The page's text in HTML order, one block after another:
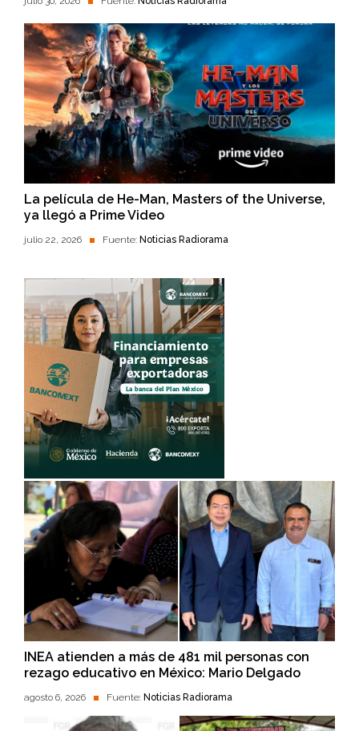
La película de He-Man, Masters of the Universe,
ya llegó a Prime Video
julio 22, 2026 Fuente: Noticias Radiorama
INEA atienden a más de 481 mil personas con
rezago educativo en México: Mario Delgado
agosto 6, 2026 Fuente: Noticias Radiorama